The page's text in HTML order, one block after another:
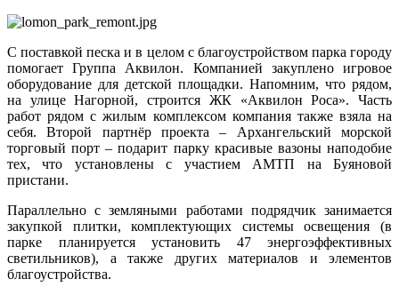
С поставкой песка и в целом с благоустройством парка городу
помогает Группа Аквилон. Компанией закуплено игровое
оборудование для детской площадки. Напомним, что рядом,
на улице Нагорной, строится ЖК «Аквилон Роса». Часть
работ рядом с жилым комплексом компания также взяла на
себя. Второй партнёр проекта – Архангельский морской
торговый порт – подарит парку красивые вазоны наподобие
тех, что установлены с участием АМТП на Буяновой
пристани.
Параллельно с земляными работами подрядчик занимается
закупкой плитки, комплектующих системы освещения (в
парке планируется установить 47 энергоэффективных
светильников), а также других материалов и элементов
благоустройства.